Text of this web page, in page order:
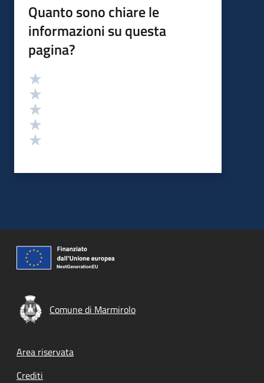
Quanto sono chiare le
informazioni su questa
pagina?
Valutazione
Comune di Marmirolo
Footer menu
Area riservata
Crediti